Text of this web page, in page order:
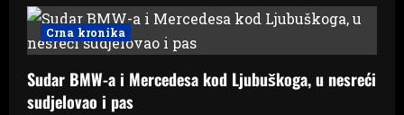
o
n
Crna kronika
Sudar BMW-a i Mercedesa kod Ljubuškoga, u nesreći
sudjelovao i pas